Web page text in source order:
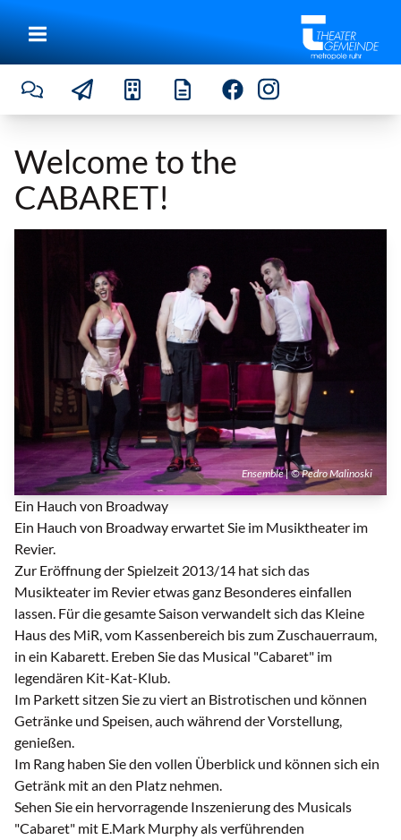
Welcome to the
CABARET!
Ein Hauch von Broadway
Ein Hauch von Broadway erwartet Sie im Musiktheater im
Revier.
Zur Eröffnung der Spielzeit 2013/14 hat sich das
Musikteater im Revier etwas ganz Besonderes einfallen
lassen. Für die gesamte Saison verwandelt sich das Kleine
Haus des MiR, vom Kassenbereich bis zum Zuschauerraum,
in ein Kabarett. Ereben Sie das Musical "Cabaret" im
legendären Kit-Kat-Klub.
Im Parkett sitzen Sie zu viert an Bistrotischen und können
Getränke und Speisen, auch während der Vorstellung,
genießen.
Im Rang haben Sie den vollen Überblick und können sich ein
Getränk mit an den Platz nehmen.
Sehen Sie ein hervorragende Inszenierung des Musicals
"Cabaret" mit E.Mark Murphy als verführenden
Ensemble | © Pedro Malinoski